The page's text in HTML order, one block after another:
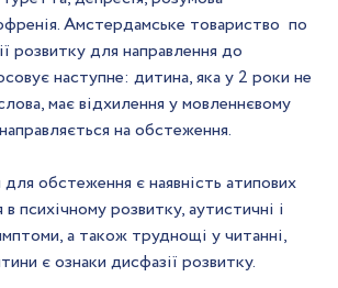
Амстердамське товариство  по
розвитку для направлення до
наступне: дитина, яка у 2 роки не
має відхилення у мовленнєвому
на обстеження.
обстеження є наявність атипових
психічному розвитку, аутистичні і
а також труднощі у читанні,
є ознаки дисфазії розвитку.